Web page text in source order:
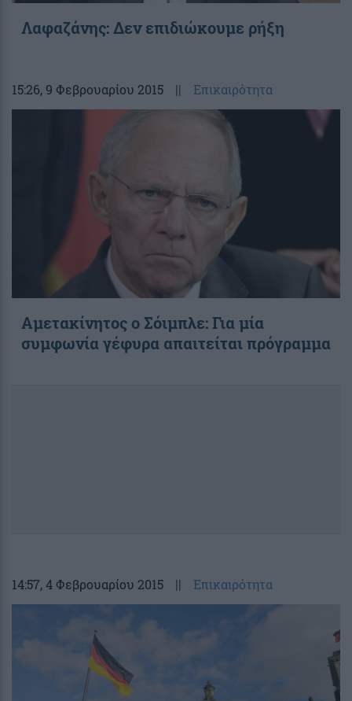
Λαφαζάνης: Δεν επιδιώκουμε ρήξη
15:26, 9 Φεβρουαρίου 2015 || Επικαιρότητα
Αμετακίνητος ο Σόιμπλε: Για μία
συμφωνία γέφυρα απαιτείται πρόγραμμα
14:57, 4 Φεβρουαρίου 2015 || Επικαιρότητα